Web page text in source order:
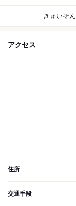
きゅいそん
アクセス
住所
交通手段